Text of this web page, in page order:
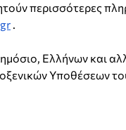
περισσότερες
.
Ελλήνων και
Υποθέσεων